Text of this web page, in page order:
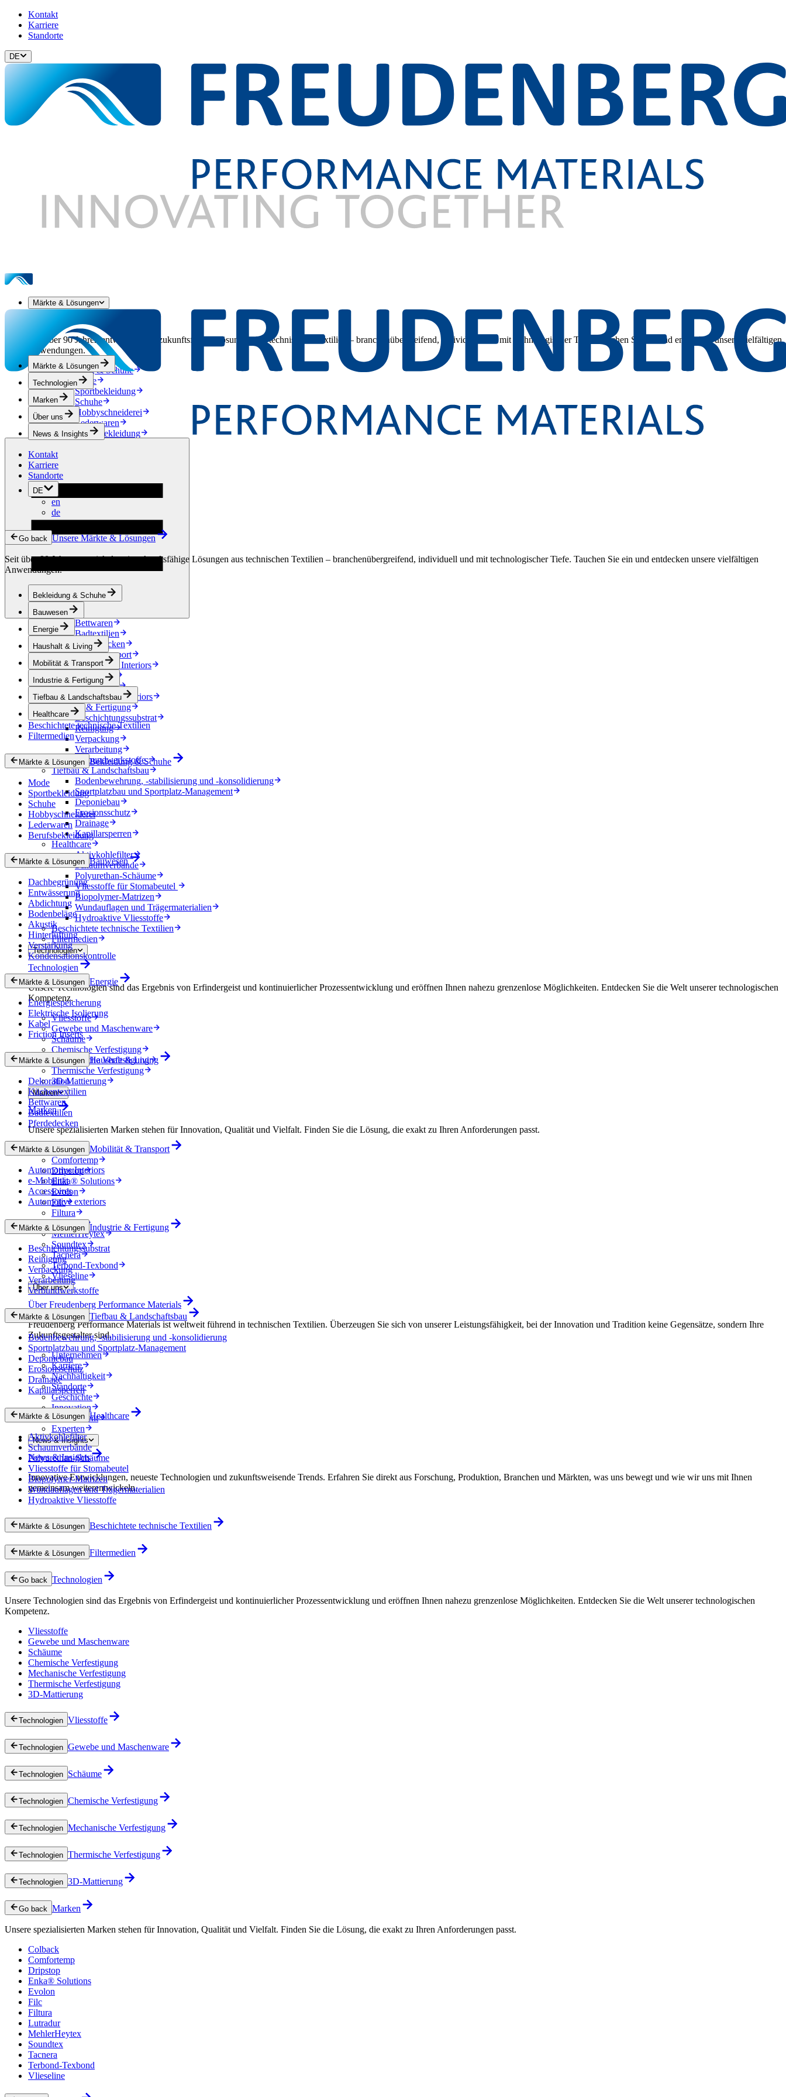
Kontakt
Karriere
Standorte
DE
Märkte & Lösungen
Seit über 90 Jahren entwickeln wir zukunftsfähige Lösungen aus technischen Textilien – branchenübergreifend, individuell und mit technologischer Tiefe. Tauchen Sie ein und entdecken unsere vielfältigen
Anwendungen.
Bekleidung & Schuhe
Mode
Sportbekleidung
Schuhe
Hobbyschneiderei
Lederwaren
Berufsbekleidung
Bodenbeläge
Akustik
Verstärkung
Kondensationskontrolle
Energie
Elektrische Isolierung
Kabel
Haushalt & Living
Dekoration
Küchentextilien
Bettwaren
Badtextilien
Pferdedecken
Mobilität & Transport
Automotive Interiors
e-Mobilität
Accessoires
Automotive exteriors
Industrie & Fertigung
Beschichtungssubstrat
Reinigung
Verpackung
Verarbeitung
Verbundwerkstoffe
Tiefbau & Landschaftsbau
Bodenbewehrung, -stabilisierung und -konsolidierung
Sportplatzbau und Sportplatz-Management
Deponiebau
Erosionsschutz
Drainage
Kapillarsperren
Healthcare
Aktivkohlefilter
Schaumverbände
Polyurethan-Schäume
Vliesstoffe für Stomabeutel
Biopolymer-Matrizen
Wundauflagen und Trägermaterialien
Hydroaktive Vliesstoffe
Beschichtete technische Textilien
Filtermedien
Technologien
Technologien
Unsere Technologien sind das Ergebnis von Erfindergeist und kontinuierlicher Prozessentwicklung und eröffnen Ihnen nahezu grenzenlose Möglichkeiten. Entdecken Sie die Welt unserer technologischen
Kompetenz.
Vliesstoffe
Gewebe und Maschenware
Schäume
Chemische Verfestigung
Mechanische Verfestigung
Thermische Verfestigung
3D-Mattierung
Marken
Marken
Unsere spezialisierten Marken stehen für Innovation, Qualität und Vielfalt. Finden Sie die Lösung, die exakt zu Ihren Anforderungen passt.
Colback
Comfortemp
Dripstop
Enka® Solutions
Evolon
Filc
Filtura
Lutradur
MehlerHeytex
Soundtex
Tacnera
Terbond-Texbond
Vlieseline
Über uns
Über Freudenberg Performance Materials
Freudenberg Performance Materials ist weltweit führend in technischen Textilien. Überzeugen Sie sich von unserer Leistungsfähigkeit, bei der Innovation und Tradition keine Gegensätze, sondern Ihre
Zukunftsgestalter sind.
Unternehmen
Karriere
Nachhaltigkeit
Standorte
Geschichte
Innovation
Procurement
Experten
News & Insights
News & Insights
Innovative Entwicklungen, neueste Technologien und zukunftsweisende Trends. Erfahren Sie direkt aus Forschung, Produktion, Branchen und Märkten, was uns bewegt und wie wir uns mit Ihnen
gemeinsam weiterentwickeln.
Märkte & Lösungen
Technologien
Marken
Über uns
News & Insights
Kontakt
Karriere
Standorte
DE
en
de
Go back Unsere Märkte & Lösungen
Seit über 90 Jahren entwickeln wir zukunftsfähige Lösungen aus technischen Textilien – branchenübergreifend, individuell und mit technologischer Tiefe. Tauchen Sie ein und entdecken unsere vielfältigen
Anwendungen.
Bekleidung & Schuhe
Bauwesen
Energie
Haushalt & Living
Mobilität & Transport
Industrie & Fertigung
Tiefbau & Landschaftsbau
Healthcare
Beschichtete technische Textilien
Filtermedien
Märkte & Lösungen Bekleidung & Schuhe
Mode
Sportbekleidung
Schuhe
Hobbyschneiderei
Lederwaren
Berufsbekleidung
Märkte & Lösungen Bauwesen
Dachbegrünung
Entwässerung
Abdichtung
Bodenbeläge
Akustik
Hinterlüftung
Verstärkung
Kondensationskontrolle
Märkte & Lösungen Energie
Energiespeicherung
Elektrische Isolierung
Kabel
Friction Inserts
Märkte & Lösungen Haushalt & Living
Dekoration
Küchentextilien
Bettwaren
Badtextilien
Pferdedecken
Märkte & Lösungen Mobilität & Transport
Automotive Interiors
e-Mobilität
Accessoires
Automotive exteriors
Märkte & Lösungen Industrie & Fertigung
Beschichtungssubstrat
Reinigung
Verpackung
Verarbeitung
Verbundwerkstoffe
Märkte & Lösungen Tiefbau & Landschaftsbau
Bodenbewehrung, -stabilisierung und -konsolidierung
Sportplatzbau und Sportplatz-Management
Deponiebau
Erosionsschutz
Drainage
Kapillarsperren
Märkte & Lösungen Healthcare
Aktivkohlefilter
Schaumverbände
Polyurethan-Schäume
Vliesstoffe für Stomabeutel
Biopolymer-Matrizen
Wundauflagen und Trägermaterialien
Hydroaktive Vliesstoffe
Märkte & Lösungen Beschichtete technische Textilien
Märkte & Lösungen Filtermedien
Go back Technologien
Unsere Technologien sind das Ergebnis von Erfindergeist und kontinuierlicher Prozessentwicklung und eröffnen Ihnen nahezu grenzenlose Möglichkeiten. Entdecken Sie die Welt unserer technologischen
Kompetenz.
Vliesstoffe
Gewebe und Maschenware
Schäume
Chemische Verfestigung
Mechanische Verfestigung
Thermische Verfestigung
3D-Mattierung
Technologien Vliesstoffe
Technologien Gewebe und Maschenware
Technologien Schäume
Technologien Chemische Verfestigung
Technologien Mechanische Verfestigung
Technologien Thermische Verfestigung
Technologien 3D-Mattierung
Go back Marken
Unsere spezialisierten Marken stehen für Innovation, Qualität und Vielfalt. Finden Sie die Lösung, die exakt zu Ihren Anforderungen passt.
Colback
Comfortemp
Dripstop
Enka® Solutions
Evolon
Filc
Filtura
Lutradur
MehlerHeytex
Soundtex
Tacnera
Terbond-Texbond
Vlieseline